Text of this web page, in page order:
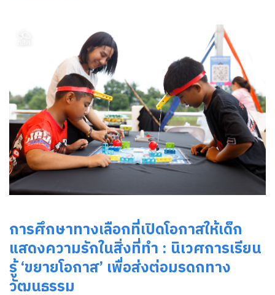
การศึกษาทางเลือกที่เปิดโอกาสให้เด็ก
แสดงความรักในสิ่งที่ทำ : นิเวศการเรียน
รู้ ‘ขยายโอกาส’ เพื่อส่งต่อมรดกทาง
วัฒนธรรม